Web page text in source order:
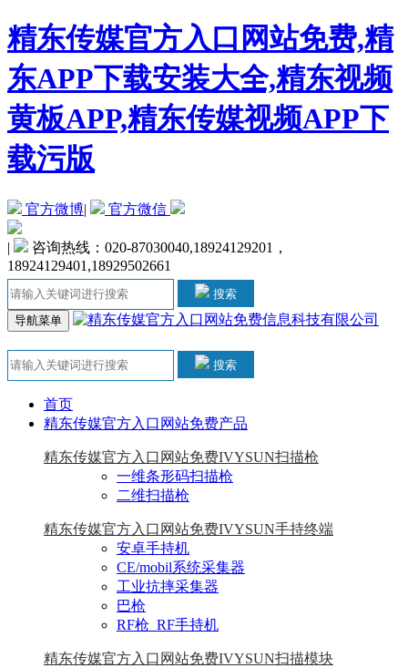
精东传媒官方入口网站免费,精
东APP下载安装大全,精东视频
黄板APP,精东传媒视频APP下
载污版
官方微博| 官方微信
|
咨询热线：020-87030040,18924129201，
18924129401,18929502661
搜索
导航菜单
搜索
首页
精东传媒官方入口网站免费产品
精东传媒官方入口网站免费IVYSUN扫描枪
一维条形码扫描枪
二维扫描枪
精东传媒官方入口网站免费IVYSUN手持终端
安卓手持机
CE/mobil系统采集器
工业抗摔采集器
巴枪
RF枪_RF手持机
精东传媒官方入口网站免费IVYSUN扫描模块